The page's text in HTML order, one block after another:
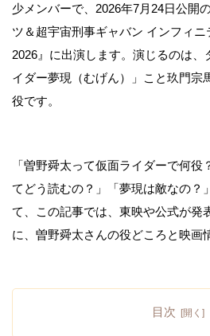
少メンバーで、2026年7月24日公開
ツ＆超宇宙刑事ギャバン インフィ
2026』に出演します。演じるのは、
イダー夢現（むげん）」こと玖門宗
役です。
「曽野舜太って仮面ライダーで何役
てどう読むの？」「夢現は敵なの？
て、この記事では、東映や公式が発
に、曽野舜太さんの役どころと映画
目次